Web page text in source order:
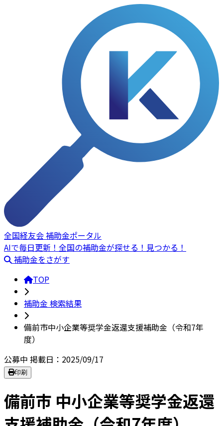
全国経友会 補助金ポータル
AIで毎日更新！全国の補助金が探せる！見つかる！
補助金をさがす
TOP
補助金 検索結果
備前市中小企業等奨学金返還支援補助金（令和7年
度）
公募中 掲載日：2025/09/17
印刷
備前市 中小企業等奨学金返還